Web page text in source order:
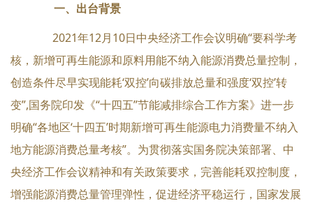
一、出台背景
2021年12月10日中央经济工作会议明确“要科学考
核，新增可再生能源和原料用能不纳入能源消费总量控制，
创造条件尽早实现能耗‘双控’向碳排放总量和强度‘双控’转
变”,国务院印发《“十四五”节能减排综合工作方案》进一步
明确“各地区‘十四五’时期新增可再生能源电力消费量不纳入
地方能源消费总量考核”。为贯彻落实国务院决策部署、中
央经济工作会议精神和有关政策要求，完善能耗双控制度，
增强能源消费总量管理弹性，促进经济平稳运行，国家发展